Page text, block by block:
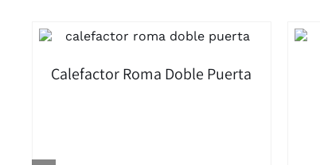
Calefactor Roma Doble Puerta